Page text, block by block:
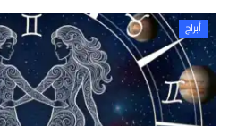
أبراج